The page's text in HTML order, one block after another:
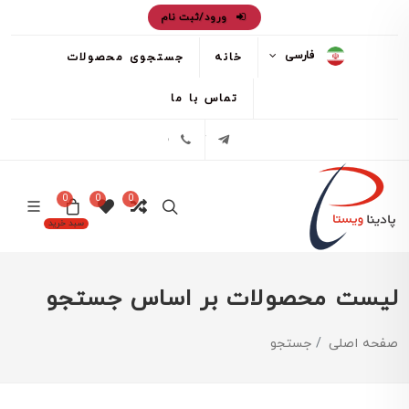
ورود/ثبت نام
فارسی خانه جستجوی محصولات
تماس با ما
تلگرام
0
0
سبد خرید
0
لیست محصولات بر اساس جستجو
صفحه اصلی جستجو